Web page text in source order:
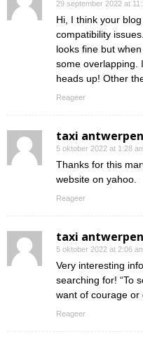
29 september 2022 at
Hi, I think your
compatibility
looks fine but
some overlapping.
heads up! Other
Reageer
taxi antwerpen
5 oktober 2022 at 1:28
Thanks for this
website on yahoo.
Reageer
taxi antwerpen
5 oktober 2022 at 2:06
Very interesting
searching for! “To
want of courage or
Reageer